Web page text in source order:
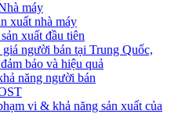
máy
xuất nhà máy
xuất đầu tiên
giá người bán tại Trung Quốc,
bảo và hiệu quả
năng người bán
vi & khả năng sản xuất của